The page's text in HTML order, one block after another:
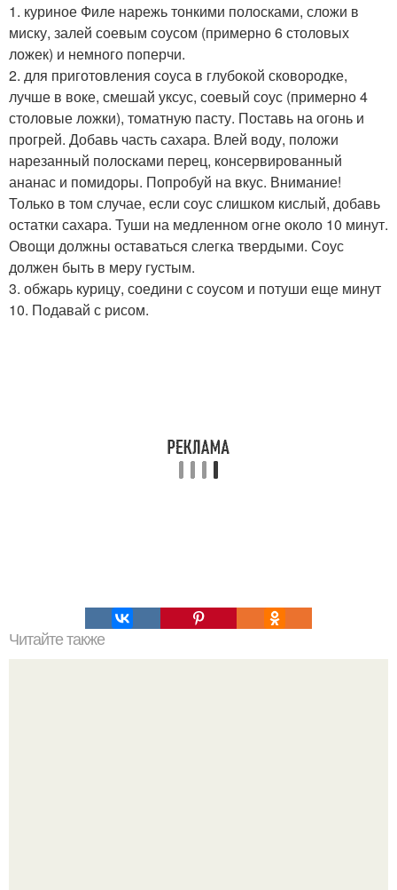
1. куриное Филе нарежь тонкими полосками, сложи в
миску, залей соевым соусом (примерно 6 столовых
ложек) и немного поперчи.
2. для приготовления соуса в глубокой сковородке,
лучше в воке, смешай уксус, соевый соус (примерно 4
столовые ложки), томатную пасту. Поставь на огонь и
прогрей. Добавь часть сахара. Влей воду, положи
нарезанный полосками перец, консервированный
ананас и помидоры. Попробуй на вкус. Внимание!
Только в том случае, если соус слишком кислый, добавь
остатки сахара. Туши на медленном огне около 10 минут.
Овощи должны оставаться слегка твердыми. Соус
должен быть в меру густым.
3. обжарь курицу, соедини с соусом и потуши еще минут
10. Подавай с рисом.
Читайте также